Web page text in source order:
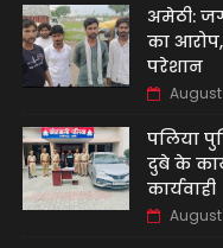
अमेठी:
का
परेशान
August
पलिया
दुबे के
कार्यवाही
August